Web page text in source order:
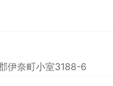
伊奈町小室3188-6